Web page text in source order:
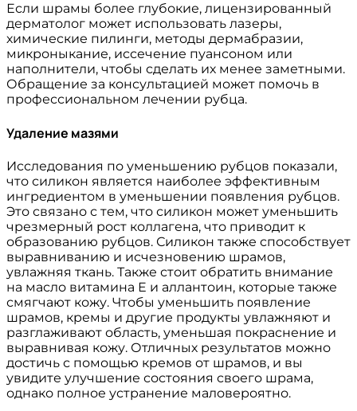
Если шрамы более глубокие, лицензированный
дерматолог может использовать лазеры,
химические пилинги, методы дермабразии,
микроныкание, иссечение пуансоном или
наполнители, чтобы сделать их менее заметными.
Обращение за консультацией может помочь в
профессиональном лечении рубца.
Удаление мазями
Исследования по уменьшению рубцов показали,
что силикон является наиболее эффективным
ингредиентом в уменьшении появления рубцов.
Это связано с тем, что силикон может уменьшить
чрезмерный рост коллагена, что приводит к
образованию рубцов. Силикон также способствует
выравниванию и исчезновению шрамов,
увлажняя ткань. Также стоит обратить внимание
на масло витамина Е и аллантоин, которые также
смягчают кожу. Чтобы уменьшить появление
шрамов, кремы и другие продукты увлажняют и
разглаживают область, уменьшая покраснение и
выравнивая кожу. Отличных результатов можно
достичь с помощью кремов от шрамов, и вы
увидите улучшение состояния своего шрама,
однако полное устранение маловероятно.